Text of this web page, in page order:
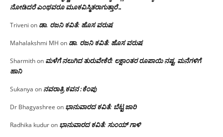
ನೋಡಿದರೆ ಎಂಥವರೂ ಮೂಕವಿಸ್ಮಿತರಾಗುತ್ತಾರೆ…
Triveni on ಡಾ. ರಜನಿ ಕವಿತೆ: ಹೊಸ ವರುಷ
Mahalakshmi MH on ಡಾ. ರಜನಿ ಕವಿತೆ: ಹೊಸ ವರುಷ
Sharmithon ಮಳೆಗೆ ನಲುಗಿದ ತುರುವೇಕೆರೆ: ಲಕ್ಷಾಂತರ ರೂಪಾಯಿ ನಷ್ಟ, ಮನೆಗಳಿಗೆ
ಹಾನಿ
Sukanya on ನವರಾತ್ರಿ ಕವನ :ಕೆಂಪು
Dr Bhagyashree on ಭಾನುವಾರದ ಕವಿತೆ: ಬೆಟ್ಟ ಜಾರಿ
Radhika kuduron ಭಾನುವಾರದ ಕವಿತೆ: ಸುಂಯ್ ಗಾಳಿ